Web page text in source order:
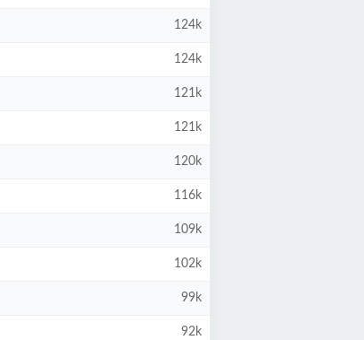
124k
124k
121k
121k
120k
116k
109k
102k
99k
92k